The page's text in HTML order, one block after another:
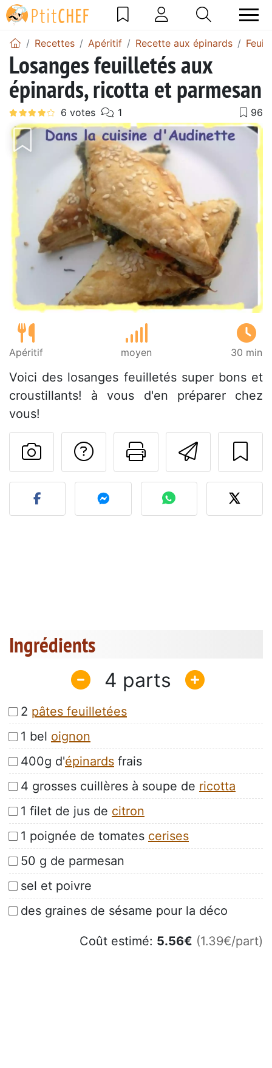
Recettes Apéritif Recette aux épinards
Losanges feuilletés aux
épinards, ricotta et parmesan
Apéritif moyen 30 min
Voici des losanges feuilletés super bons et
croustillants! à vous d'en préparer chez
vous!
Imprimer
Poser une
Publier votre photo de
Ingrédients
4
2 pâtes feuilletées
1 bel oignon
400g d'épinards frais
4 grosses cuillères à soupe de ricotta
1 filet de jus de citron
1 poignée de tomates cerises
50 g de parmesan
sel et poivre
des graines de sésame pour la déco
Coût estimé: 5.56€ (1.39€/part)